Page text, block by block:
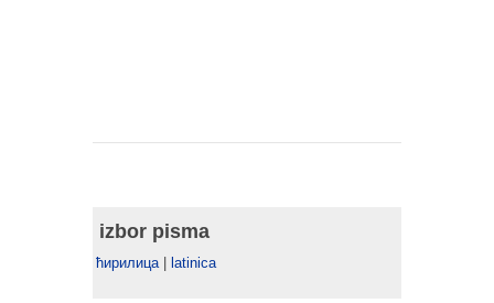
izbor pisma
ћирилица| latinica